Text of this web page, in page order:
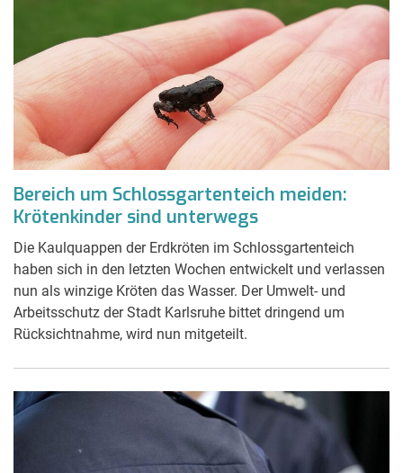
Bereich um Schlossgartenteich meiden:
Krötenkinder sind unterwegs
Die Kaulquappen der Erdkröten im Schlossgartenteich
haben sich in den letzten Wochen entwickelt und verlassen
nun als winzige Kröten das Wasser. Der Umwelt- und
Arbeitsschutz der Stadt Karlsruhe bittet dringend um
Rücksichtnahme, wird nun mitgeteilt.